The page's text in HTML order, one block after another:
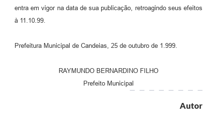
Editais
Legislação para Concurso
Sic
combate à pandemia do COVID -19
entra em vigor na data de sua publicação, retroagindo seus efeitos
à 11.10.99.
Prefeitura Municipal de Candeias, 25 de outubro de 1.999.
RAYMUNDO BERNARDINO FILHO
Prefeito Municipal
Autor